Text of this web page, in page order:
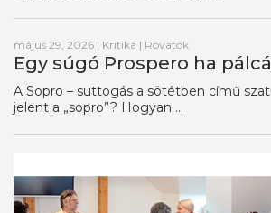
május 29, 2026 | Kritika | Rovatok
Egy súgó Prospero ha
A Sopro – suttogás a sötétben című
jelent a „sopro”? Hogyan ...